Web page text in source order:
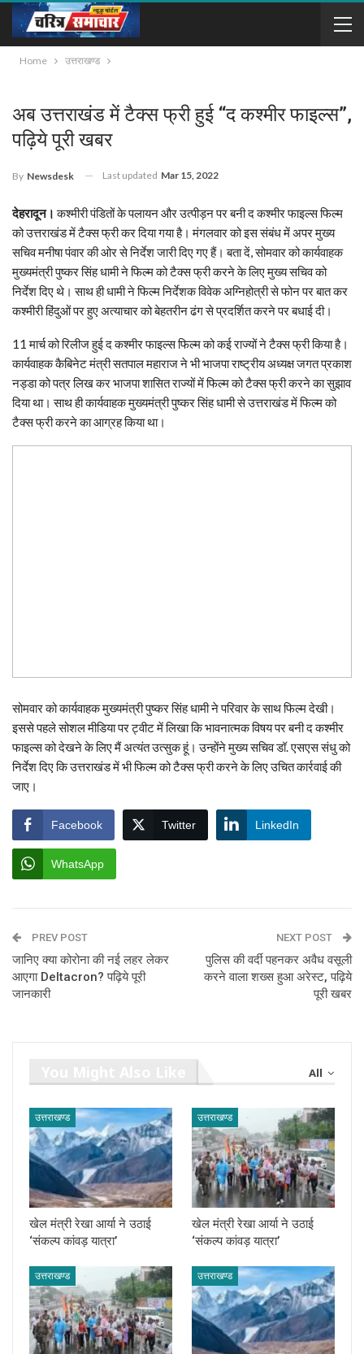
Home उत्तराखण्ड
अब उत्तराखंड में टैक्स फ्री हुई “द कश्मीर फाइल्स”,
पढ़िये पूरी खबर
By Newsdesk Last updated Mar 15, 2022
देहरादून। कश्मीरी पंडितों के पलायन और उत्पीड़न पर बनी द कश्मीर फाइल्स फिल्म
को उत्तराखंड में टैक्स फ्री कर दिया गया है। मंगलवार को इस संबंध में अपर मुख्य
सचिव मनीषा पंवार की ओर से निर्देश जारी दिए गए हैं। बता दें, सोमवार को कार्यवाहक
मुख्यमंत्री पुष्कर सिंह धामी ने फिल्म को टैक्स फ्री करने के लिए मुख्य सचिव को
निर्देश दिए थे। साथ ही धामी ने फिल्म निर्देशक विवेक अग्निहोत्री से फोन पर बात कर
कश्मीरी हिंदुओं पर हुए अत्याचार को बेहतरीन ढंग से प्रदर्शित करने पर बधाई दी।
11 मार्च को रिलीज हुई द कश्मीर फाइल्स फिल्म को कई राज्यों ने टैक्स फ्री किया है।
कार्यवाहक कैबिनेट मंत्री सतपाल महाराज ने भी भाजपा राष्ट्रीय अध्यक्ष जगत प्रकाश
नड्डा को पत्र लिख कर भाजपा शासित राज्यों में फिल्म को टैक्स फ्री करने का सुझाव
दिया था। साथ ही कार्यवाहक मुख्यमंत्री पुष्कर सिंह धामी से उत्तराखंड में फिल्म को
टैक्स फ्री करने का आग्रह किया था।
सोमवार को कार्यवाहक मुख्यमंत्री पुष्कर सिंह धामी ने परिवार के साथ फिल्म देखी।
इससे पहले सोशल मीडिया पर ट्वीट में लिखा कि भावनात्मक विषय पर बनी द कश्मीर
फाइल्स को देखने के लिए मैं अत्यंत उत्सुक हूं। उन्होंने मुख्य सचिव डॉ. एसएस संधु को
निर्देश दिए कि उत्तराखंड में भी फिल्म को टैक्स फ्री करने के लिए उचित कार्रवाई की
जाए।
Facebook Twitter LinkedIn
WhatsApp
PREV POST
जानिए क्या कोरोना की नई लहर लेकर
आएगा Deltacron? पढ़िये पूरी
जानकारी
NEXT POST
पुलिस की वर्दी पहनकर अवैध वसूली
करने वाला शख्स हुआ अरेस्ट, पढ़िये
पूरी खबर
All
उत्तराखण्ड
खेल मंत्री रेखा आर्या ने उठाई
‘संकल्प कांवड़ यात्रा’
उत्तराखण्ड
खेल मंत्री रेखा आर्या ने उठाई
‘संकल्प कांवड़ यात्रा’
उत्तराखण्ड उत्तराखण्ड